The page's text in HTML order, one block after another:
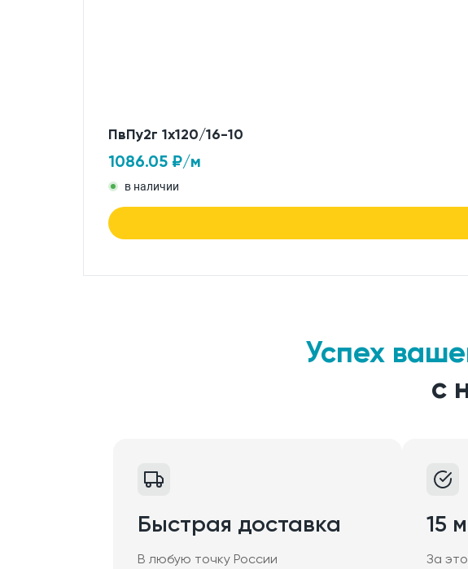
ПвПу2г 1x120/16-10
1086.05 ₽/м
в наличии
Успех
с
Быстрая доставка
В любую точку России
15
За